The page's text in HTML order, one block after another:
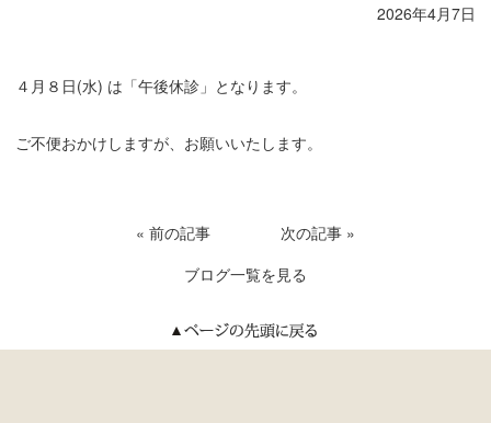
2026年4月7日
４月８日(水) は「午後休診」となります。
ご不便おかけしますが、お願いいたします。
« 前の記事
次の記事 »
ブログ一覧を見る